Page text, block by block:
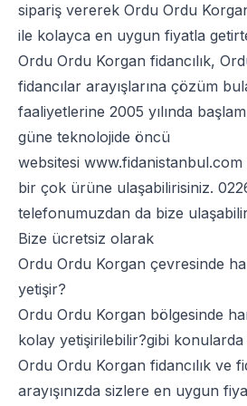
sipariş vererek Ordu Ordu
ile kolayca en uygun fiyatla
Ordu Ordu Korgan fidancılık,
fidancılar arayışlarına çözüm
faaliyetlerine 2005 yılında
güne teknolojide öncü
websitesi www.fidanistanbul.com
bir çok ürüne ulaşabilirisiniz.
telefonumuzdan da bize
Bize ücretsiz olarak
Ordu Ordu Korgan çevresinde
yetişir?
Ordu Ordu Korgan bölgesinde
kolay yetişirilebilir?gibi konularda
Ordu Ordu Korgan fidancılık ve
arayışınızda sizlere en uygun